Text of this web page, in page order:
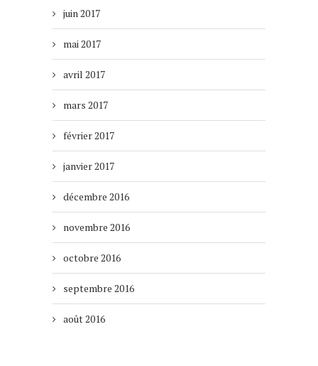
juin 2017
mai 2017
avril 2017
mars 2017
février 2017
janvier 2017
décembre 2016
novembre 2016
octobre 2016
septembre 2016
août 2016